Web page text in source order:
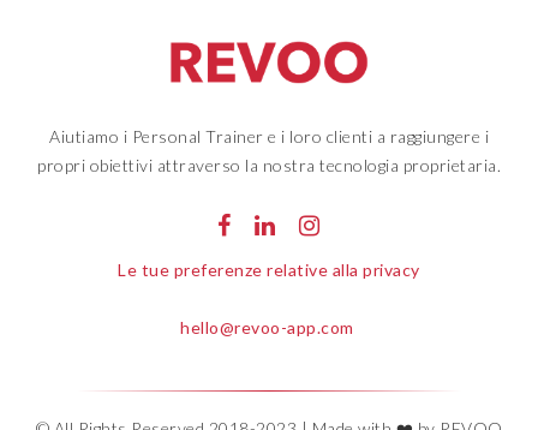
Aiutiamo i Personal Trainer e i loro clienti a raggiungere i
propri obiettivi attraverso la nostra tecnologia proprietaria.
Le tue preferenze relative alla privacy
hello@revoo-app.com